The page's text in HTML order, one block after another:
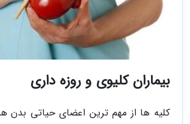
بیماران کلیوی و روزه داری
کلیه ها از مهم ترین اعضای حیاتی بدن